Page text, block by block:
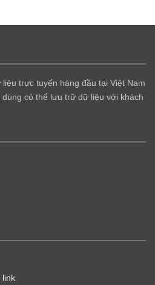
trực tuyến hàng đầu tại Việt Nam
có thể lưu trữ dữ liệu với khách
link